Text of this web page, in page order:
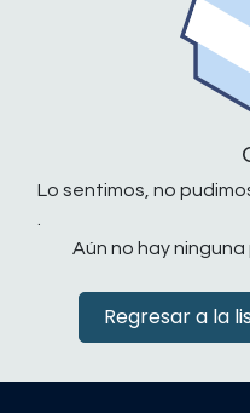
Lo sentimos, no
.
Aún no hay
Regresar a la